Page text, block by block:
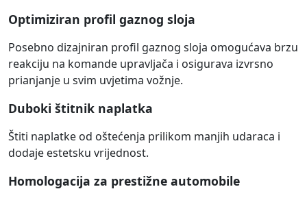
Optimiziran profil gaznog sloja
Posebno dizajniran profil gaznog sloja omogućava brzu
reakciju na komande upravljača i osigurava izvrsno
prianjanje u svim uvjetima vožnje.
Duboki štitnik naplatka
Štiti naplatke od oštećenja prilikom manjih udaraca i
dodaje estetsku vrijednost.
Homologacija za prestižne automobile